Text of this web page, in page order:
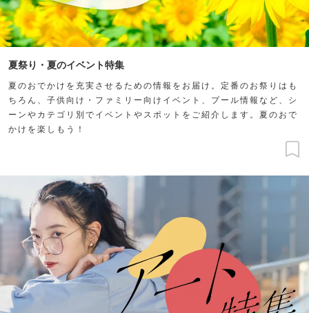
夏祭り・夏のイベント特集
夏のおでかけを充実させるための情報をお届け。定番のお祭りはも
ちろん、子供向け・ファミリー向けイベント、プール情報など、シ
ーンやカテゴリ別でイベントやスポットをご紹介します。夏のおで
かけを楽しもう！